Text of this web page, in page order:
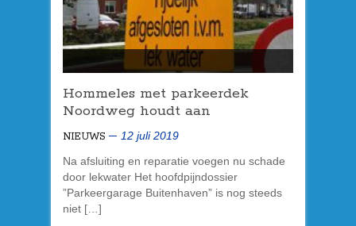
Hommeles met parkeerdek
Noordweg houdt aan
NIEUWS
12 juli 2019
Na afsluiting en reparatie voegen nu schade
door lekwater Het hoofdpijndossier
”Parkeergarage Buitenhaven” is nog steeds
niet […]